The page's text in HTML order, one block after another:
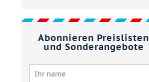
Abonnieren Preislisten
und Sonderangebote